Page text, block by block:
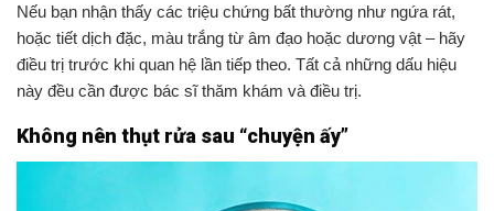
Nếu bạn nhận thấy các triệu chứng bất thường như ngứa rát,
hoặc tiết dịch đặc, màu trắng từ âm đạo hoặc dương vật – hãy
điều trị trước khi quan hệ lần tiếp theo. Tất cả những dấu hiệu
này đều cần được bác sĩ thăm khám và điều trị.
Không nên thụt rửa sau “chuyện ấy”